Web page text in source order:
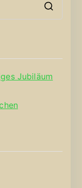
Jubiläum